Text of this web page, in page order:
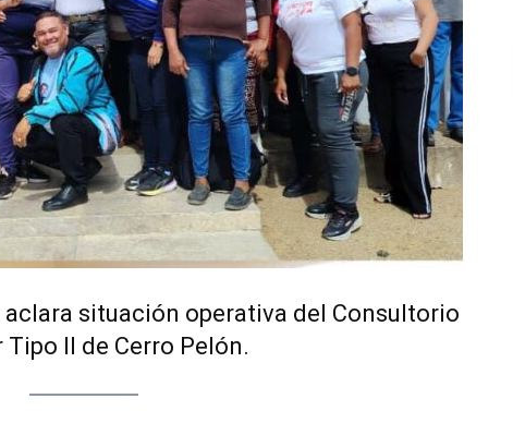
situación operativa del Consultorio
Tipo II de Cerro Pelón.